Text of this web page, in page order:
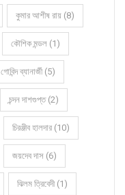
কুমার আশীষ রায় (8)
কৌশিক মন্ডল (1)
গোবিন্দ ব্যানার্জী (5)
চন্দন দাশগুপ্ত (2)
চিরঞ্জীব হালদার (10)
জয়দেব দাস (6)
ঝিলম ত্রিবেদী (1)